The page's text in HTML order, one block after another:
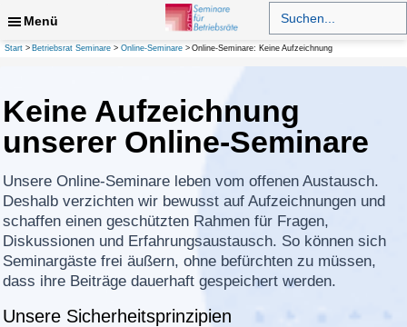
InhaltMenü
Search
for:
Suchen
Start Betriebsrat Seminare Online-Seminare Online-Seminare: Keine Aufzeichnung
Keine Aufzeichnung
unserer Online-Seminare
Unsere Online-Seminare leben vom offenen Austausch.
Deshalb verzichten wir bewusst auf Aufzeichnungen und
schaffen einen geschützten Rahmen für Fragen,
Diskussionen und Erfahrungsaustausch. So können sich
Seminargäste frei äußern, ohne befürchten zu müssen,
dass ihre Beiträge dauerhaft gespeichert werden.
Unsere Sicherheitsprinzipien